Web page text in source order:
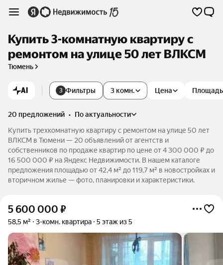
Купить 3-комнатную квартиру с
ремонтом на улице 50 лет ВЛКСМ
Тюмень
AI 3 Фильтры 3 комн. Цена Площадь
20 предложений •
по актуальности
Купить трехкомнатную квартиру с ремонтом на улице 50 лет
ВЛКСМ в Тюмени — 20 объявлений от агентств и
собственников по продаже квартир по цене от 4 300 000 ₽ до
16 500 000 ₽ на Яндекс Недвижимости. В нашем каталоге
предложения площадью от 42,4 м² до 119,7 м² в новостройках и
вторичном жилье — фото, планировки и характеристики.
5 600 000 ₽
58,5 м² 3-комн. квартира 5 этаж из 5